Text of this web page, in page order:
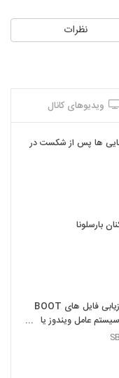
نظرات
ویدیوهای کانال
ها پس از شکست در
بارسلونا
در رابطه با بازیابی فایل های BOOT
سیستم عامل ویندوز یا
پارتیشن از دست
)